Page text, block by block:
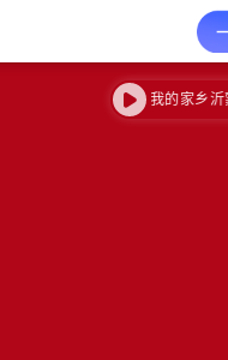
我的家乡沂蒙山